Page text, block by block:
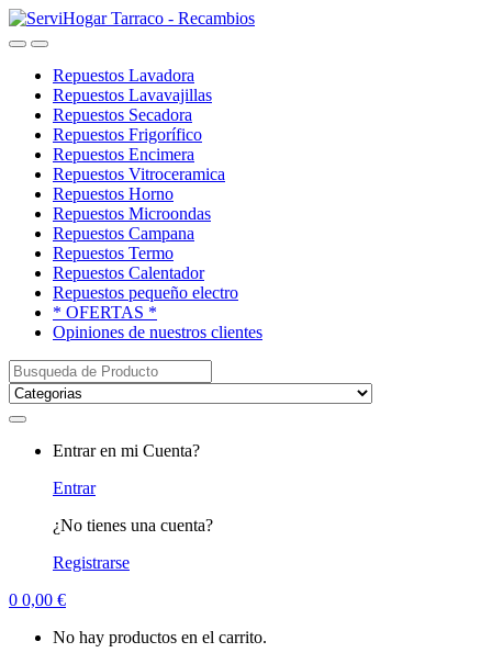
Saltar
a
saltar
al
OpenClose
Repuestos Lavadora
Repuestos Lavavajillas
Repuestos Secadora
Repuestos Frigorífico
Repuestos Encimera
Repuestos Vitroceramica
Repuestos Horno
Repuestos Microondas
Repuestos Campana
Repuestos Termo
Repuestos Calentador
Repuestos pequeño electro
* OFERTAS *
Opiniones de nuestros clientes
Buscar:
Entrar en mi Cuenta?
Entrar
¿No tienes una cuenta?
Registrarse
0 0,00 €
No hay productos en el carrito.